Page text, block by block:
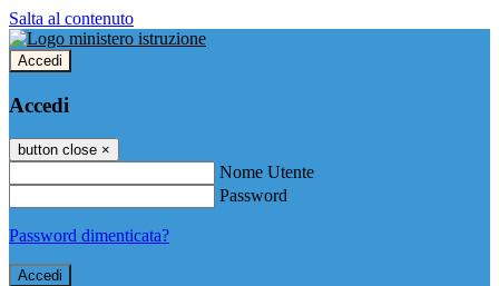
Salta al contenuto
Accedi
Accedi
button close ×
Nome Utente
Password
Password dimenticata?